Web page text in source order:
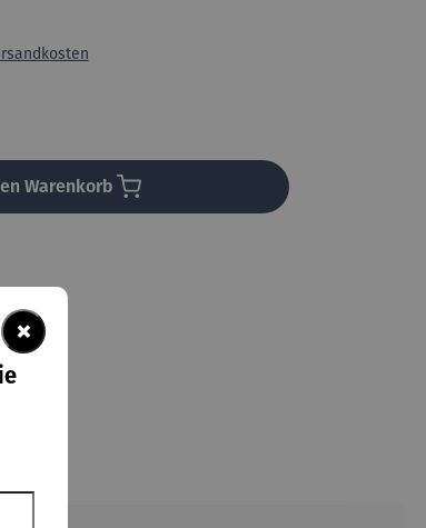
Warenkorb
×